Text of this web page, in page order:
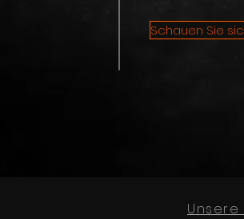
Schauen Sie